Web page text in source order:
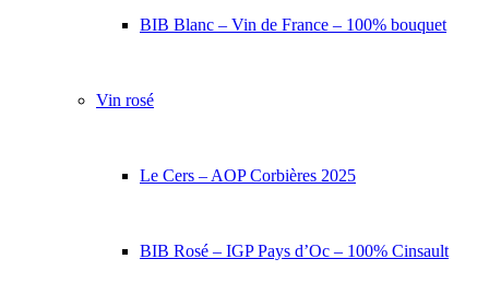
BIB Blanc – Vin de France – 100% bouquet
Vin rosé
Le Cers – AOP Corbières 2025
BIB Rosé – IGP Pays d’Oc – 100% Cinsault